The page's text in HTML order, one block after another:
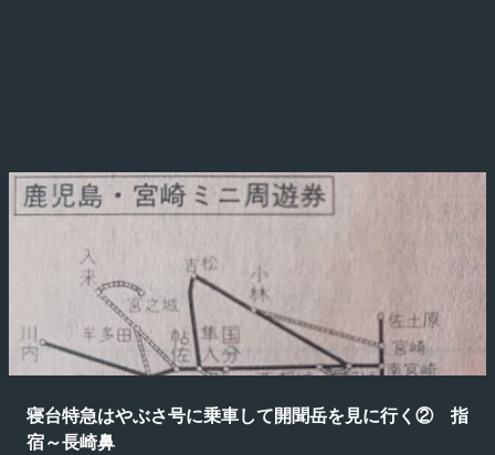
寝台特急はやぶさ号に乗車して開聞岳を見に行く② 指
宿～長崎鼻